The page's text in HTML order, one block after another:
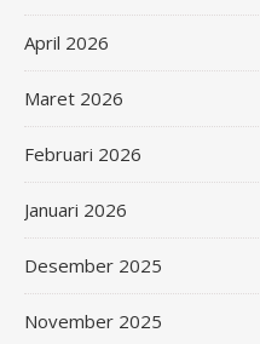
April 2026
Maret 2026
Februari 2026
Januari 2026
Desember 2025
November 2025